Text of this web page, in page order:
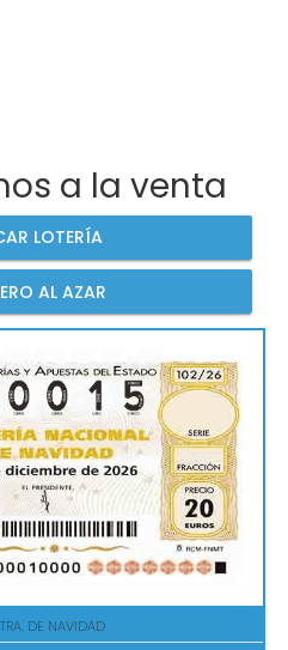
a la venta
LOTERÍA
AL AZAR
DE NAVIDAD